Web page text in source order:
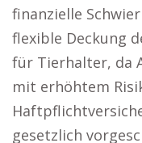
finanzielle
flexible Deckung
für Tierhalter, da
mit erhöhtem
gesetzlich